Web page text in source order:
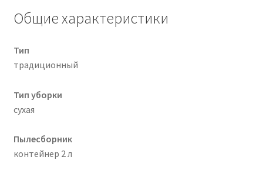
Общие характеристики
Тип
традиционный
Тип уборки
сухая
Пылесборник
контейнер 2 л